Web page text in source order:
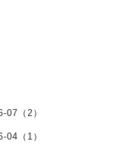
07（2）
04（1）